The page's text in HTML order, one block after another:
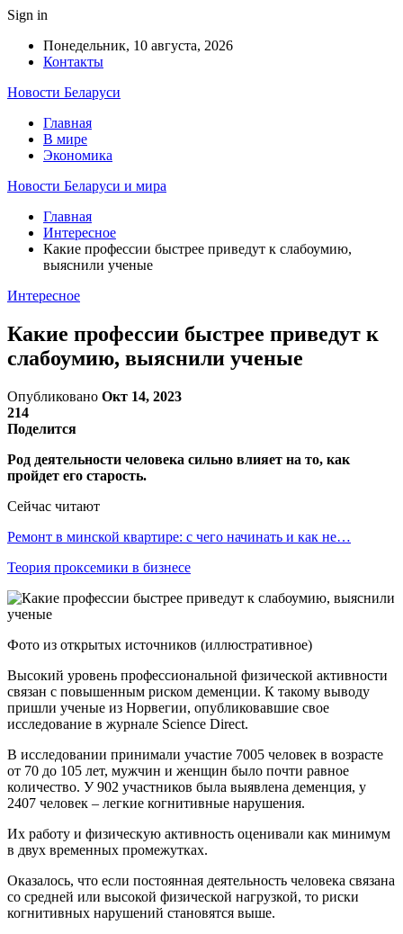
Sign in
Понедельник, 10 августа, 2026
Контакты
Новости Беларуси
Главная
В мире
Экономика
Новости Беларуси и мира
Главная
Интересное
Какие профессии быстрее приведут к слабоумию,
выяснили ученые
Интересное
Какие профессии быстрее приведут к
слабоумию, выяснили ученые
Опубликовано Окт 14, 2023
214
Поделится
Род деятельности человека сильно влияет на то, как
пройдет его старость.
Сейчас читают
Ремонт в минской квартире: с чего начинать и как не…
Теория проксемики в бизнесе
Фото из открытых источников (иллюстративное)
Высокий уровень профессиональной физической активности
связан с повышенным риском деменции. К такому выводу
пришли ученые из Норвегии, опубликовавшие свое
исследование в журнале Science Direct.
В исследовании принимали участие 7005 человек в возрасте
от 70 до 105 лет, мужчин и женщин было почти равное
количество. У 902 участников была выявлена деменция, у
2407 человек – легкие когнитивные нарушения.
Их работу и физическую активность оценивали как минимум
в двух временных промежутках.
Оказалось, что если постоянная деятельность человека связана
со средней или высокой физической нагрузкой, то риски
когнитивных нарушений становятся выше.